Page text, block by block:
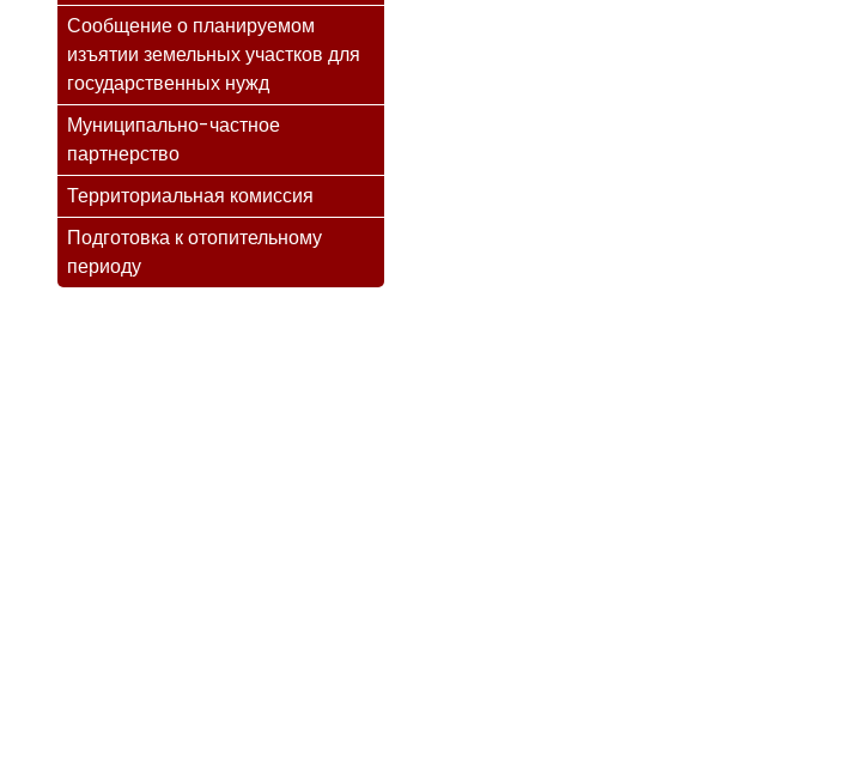
Сообщение о планируемом
изъятии земельных участков для
государственных нужд
Муниципально-частное
партнерство
Территориальная комиссия
Подготовка к отопительному
периоду